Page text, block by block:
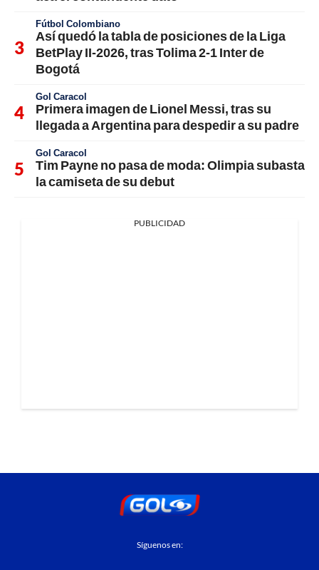
Fútbol Colombiano
Así quedó la tabla de posiciones de la Liga
BetPlay II-2026, tras Tolima 2-1 Inter de
Bogotá
Gol Caracol
Primera imagen de Lionel Messi, tras su
llegada a Argentina para despedir a su padre
Gol Caracol
Tim Payne no pasa de moda: Olimpia subasta
la camiseta de su debut
PUBLICIDAD
Síguenos en: